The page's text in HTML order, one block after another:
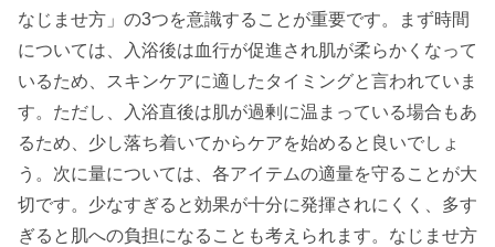
なじませ方」の3つを意識することが重要です。まず時間
については、入浴後は血行が促進され肌が柔らかくなって
いるため、スキンケアに適したタイミングと言われていま
す。ただし、入浴直後は肌が過剰に温まっている場合もあ
るため、少し落ち着いてからケアを始めると良いでしょ
う。次に量については、各アイテムの適量を守ることが大
切です。少なすぎると効果が十分に発揮されにくく、多す
ぎると肌への負担になることも考えられます。なじませ方